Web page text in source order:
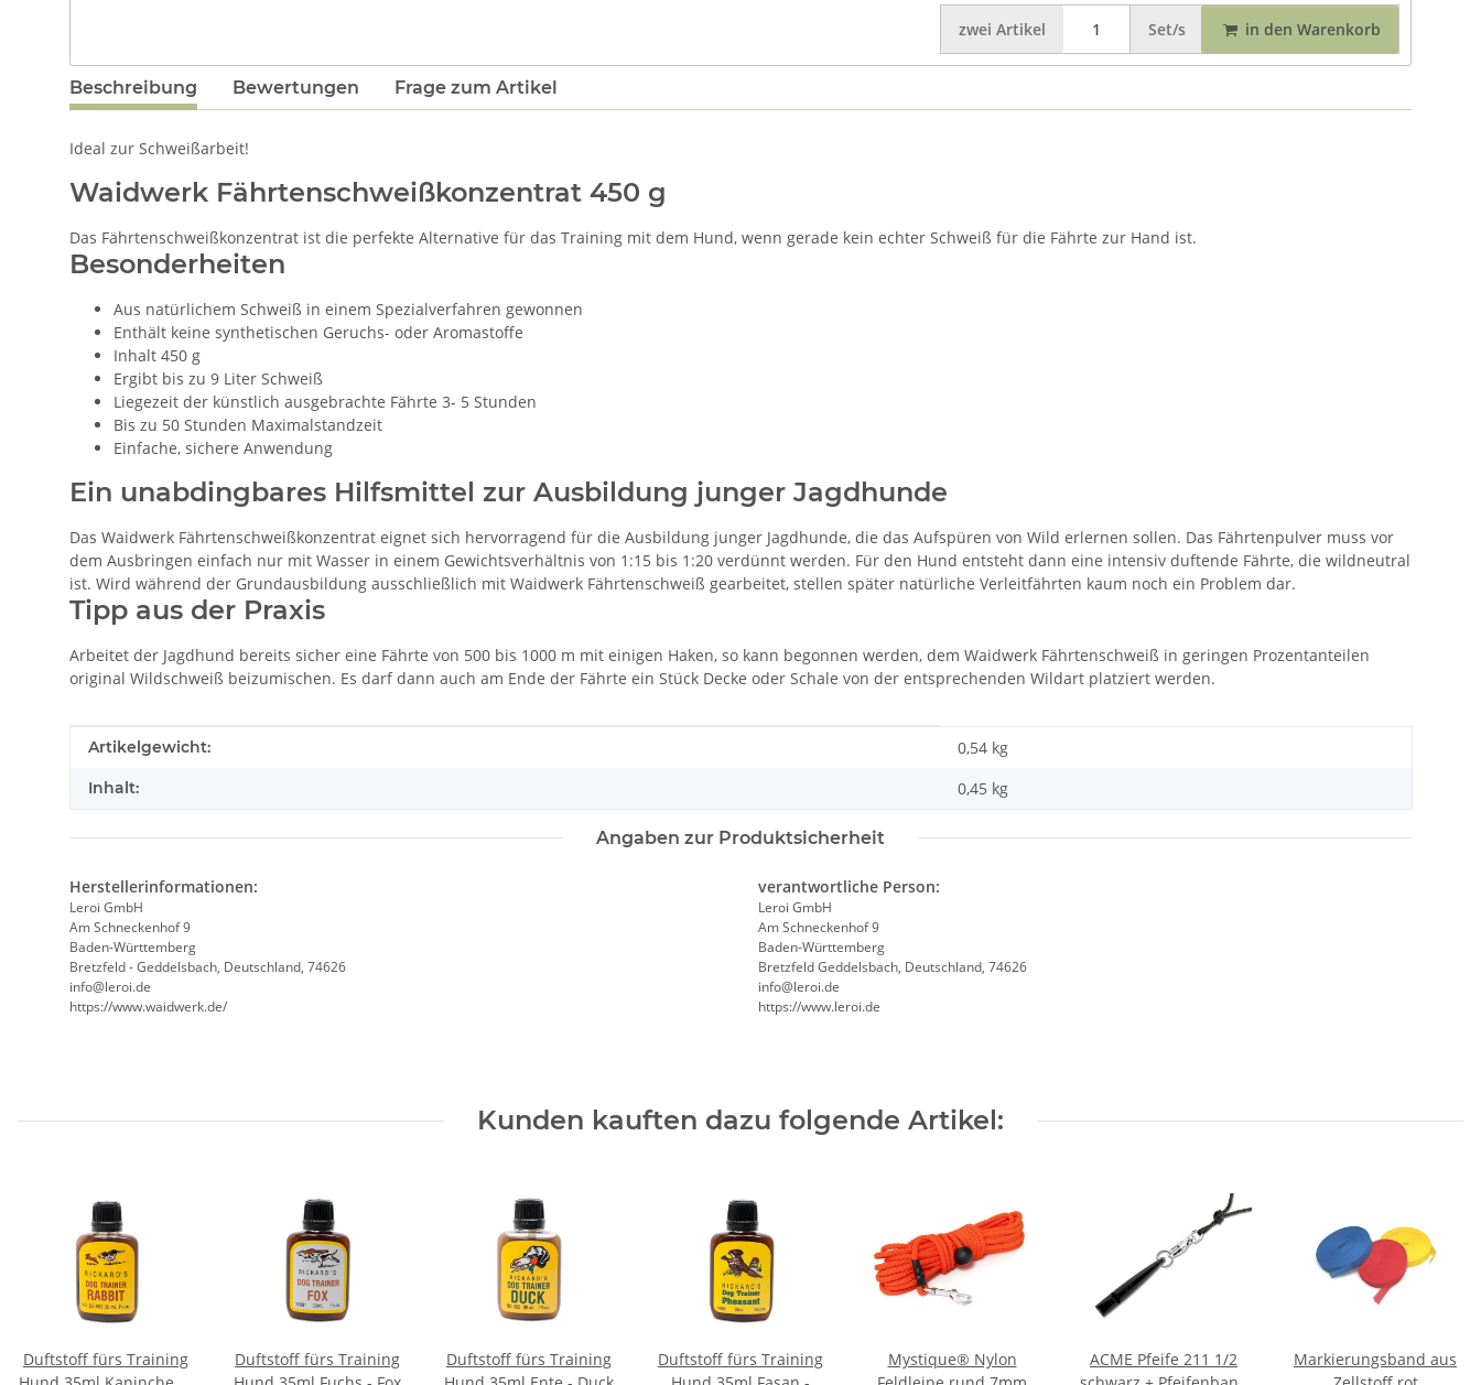
zwei Artikel Set/s in den Warenkorb
Beschreibung Bewertungen Frage zum Artikel
Ideal zur Schweißarbeit!
Waidwerk Fährtenschweißkonzentrat 450 g
Das Fährtenschweißkonzentrat ist die perfekte Alternative für das Training mit dem Hund, wenn gerade kein echter Schweiß für die Fährte zur Hand ist.
Besonderheiten
Aus natürlichem Schweiß in einem Spezialverfahren gewonnen
Enthält keine synthetischen Geruchs- oder Aromastoffe
Inhalt 450 g
Ergibt bis zu 9 Liter Schweiß
Liegezeit der künstlich ausgebrachte Fährte 3- 5 Stunden
Bis zu 50 Stunden Maximalstandzeit
Einfache, sichere Anwendung
Ein unabdingbares Hilfsmittel zur Ausbildung junger Jagdhunde
Das Waidwerk Fährtenschweißkonzentrat eignet sich hervorragend für die Ausbildung junger Jagdhunde, die das Aufspüren von Wild erlernen sollen. Das Fährtenpulver muss vor
dem Ausbringen einfach nur mit Wasser in einem Gewichtsverhältnis von 1:15 bis 1:20 verdünnt werden. Für den Hund entsteht dann eine intensiv duftende Fährte, die wildneutral
ist. Wird während der Grundausbildung ausschließlich mit Waidwerk Fährtenschweiß gearbeitet, stellen später natürliche Verleitfährten kaum noch ein Problem dar.
Tipp aus der Praxis
Arbeitet der Jagdhund bereits sicher eine Fährte von 500 bis 1000 m mit einigen Haken, so kann begonnen werden, dem Waidwerk Fährtenschweiß in geringen Prozentanteilen
original Wildschweiß beizumischen. Es darf dann auch am Ende der Fährte ein Stück Decke oder Schale von der entsprechenden Wildart platziert werden.
Produkteigenschaft
Wert
Artikelgewicht: 0,54 kg
Inhalt: 0,45 kg
Angaben zur Produktsicherheit
Herstellerinformationen:
Leroi GmbH
Am Schneckenhof 9
Baden-Württemberg
Bretzfeld - Geddelsbach, Deutschland, 74626
info@leroi.de
https://www.waidwerk.de/
verantwortliche Person:
Leroi GmbH
Am Schneckenhof 9
Baden-Württemberg
Bretzfeld Geddelsbach, Deutschland, 74626
info@leroi.de
https://www.leroi.de
Kunden kauften dazu folgende Artikel:
Duftstoff fürs Training
Duftstoff fürs Training
Duftstoff fürs Training
Duftstoff fürs Training
Mystique® Nylon
ACME Pfeife 211 1/2
Markierungsband aus